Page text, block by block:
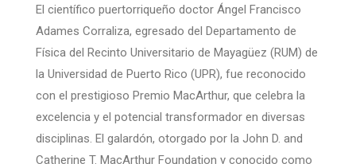
El científico puertorriqueño doctor Ángel Francisco
Adames Corraliza, egresado del Departamento de
Física del Recinto Universitario de Mayagüez (RUM) de
la Universidad de Puerto Rico (UPR), fue reconocido
con el prestigioso Premio MacArthur, que celebra la
excelencia y el potencial transformador en diversas
disciplinas. El galardón, otorgado por la John D. and
Catherine T. MacArthur Foundation y conocido como